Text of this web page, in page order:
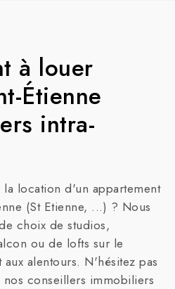
à louer
Étienne
intra-
la location d'un appartement
(St Etienne, ...) ? Nous
choix de studios,
ou de lofts sur le
alentours. N'hésitez pas
conseillers immobiliers